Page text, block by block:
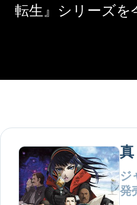
転生』シリーズ
ジ
発